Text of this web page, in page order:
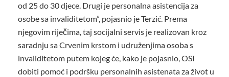
od 25 do 30 djece. Drugi je personalna asistencija za
osobe sa invaliditetom”, pojasnio je Terzić. Prema
njegovim riječima, taj socijalni servis je realizovan kroz
saradnju sa Crvenim krstom i udruženjima osoba s
invaliditetom putem kojeg će, kako je pojasnio, OSI
dobiti pomoć i podršku personalnih asistenata za život u